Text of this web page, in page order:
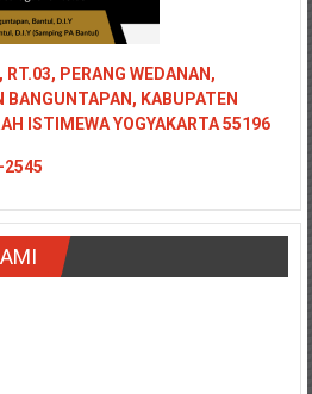
PERANG WEDANAN,
BANGUNTAPAN, KABUPATEN
ISTIMEWA YOGYAKARTA 55196
2545